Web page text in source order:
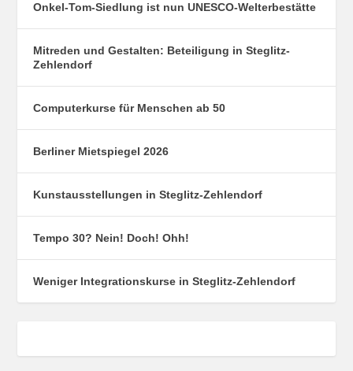
Onkel-Tom-Siedlung ist nun UNESCO-Welterbestätte
Mitreden und Gestalten: Beteiligung in Steglitz-
Zehlendorf
Computerkurse für Menschen ab 50
Berliner Mietspiegel 2026
Kunstausstellungen in Steglitz-Zehlendorf
Tempo 30? Nein! Doch! Ohh!
Weniger Integrationskurse in Steglitz-Zehlendorf